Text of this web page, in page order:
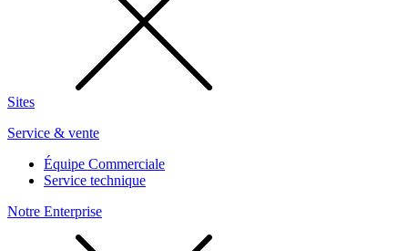
Sites
Service & vente
Équipe Commerciale
Service technique
Notre Enterprise